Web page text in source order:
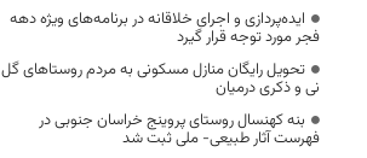
ایده‌پردازی و اجرای خلاقانه در برنامه‌های ویژه دهه
فجر مورد توجه قرار گیرد
تحویل رایگان منازل مسکونی به مردم روستاهای گل
نی و ذکری درمیان
بنه کهنسال روستای پروینج خراسان جنوبی در
فهرست آثار طبیعی- ملی ثبت شد